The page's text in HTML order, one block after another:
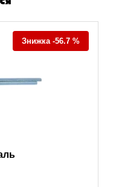
Знижка -56.7 %